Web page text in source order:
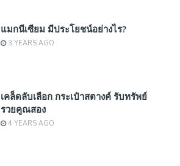
แมกนีเซียม มีประโยชน์อย่างไร?
3 YEARS AGO
เคล็ดลับเลือก กระเป๋าสตางค์ รับทรัพย์
รวยคูณสอง
4 YEARS AGO